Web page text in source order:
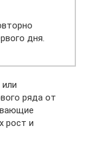
дня.
ряда от
рост и